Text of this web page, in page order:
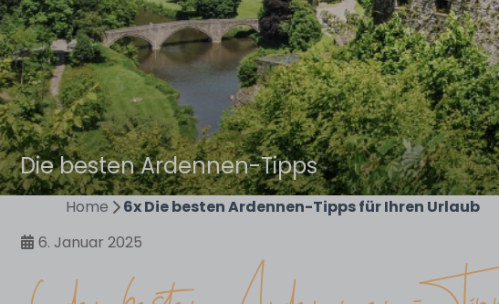
Die besten Ardennen-Tipps
Home
6x Die besten Ardennen-Tipps für Ihren Urlaub
6. Januar 2025